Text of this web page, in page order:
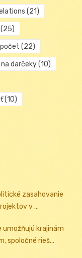
(21)
(25)
(22)
darčeky(10)
(10)
zasahovanie
v ...
krajinám
spoločné rieš...